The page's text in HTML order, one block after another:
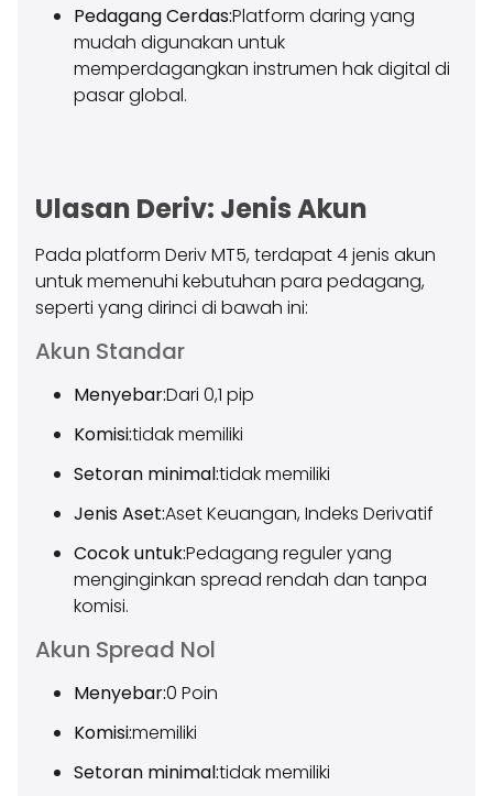
Pedagang Cerdas:Platform daring yang
mudah digunakan untuk
memperdagangkan instrumen hak digital di
pasar global.
Ulasan Deriv: Jenis Akun
Pada platform Deriv MT5, terdapat 4 jenis akun
untuk memenuhi kebutuhan para pedagang,
seperti yang dirinci di bawah ini:
Akun Standar
Menyebar:Dari 0,1 pip
Komisi:tidak memiliki
Setoran minimal:tidak memiliki
Jenis Aset:Aset Keuangan, Indeks Derivatif
Cocok untuk:Pedagang reguler yang
menginginkan spread rendah dan tanpa
komisi.
Akun Spread Nol
Menyebar:0 Poin
Komisi:memiliki
Setoran minimal:tidak memiliki